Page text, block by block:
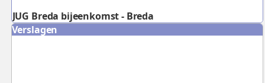
JUG Breda bijeenkomst - Breda
Verslagen